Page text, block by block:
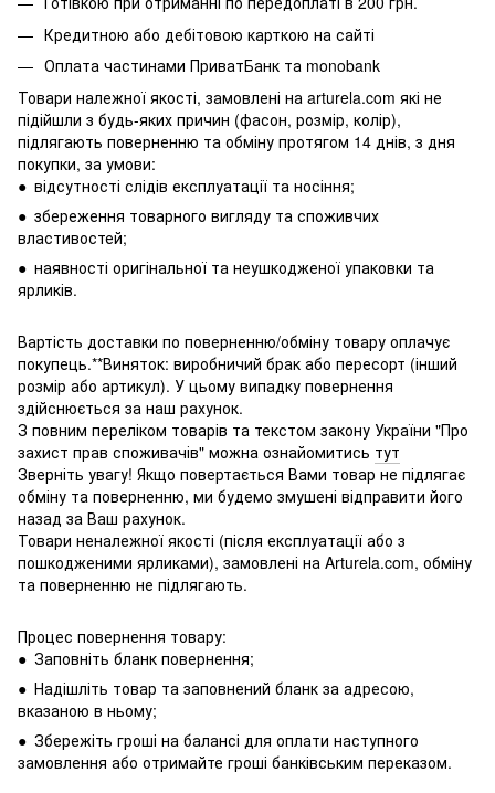
Кредитною або дебітовою карткою на сайті
Оплата частинами ПриватБанк та monobank
Товари належної якості, замовлені на arturela.com які не
підійшли з будь-яких причин (фасон, розмір, колір),
підлягають поверненню та обміну протягом 14 днів, з дня
покупки, за умови:
● відсутності слідів експлуатації та носіння;
● збереження товарного вигляду та споживчих
властивостей;
● наявності оригінальної та неушкодженої упаковки та
ярликів.
Вартість доставки по поверненню/обміну товару оплачує
покупець.**Виняток: виробничий брак або пересорт (інший
розмір або артикул). У цьому випадку повернення
здійснюється за наш рахунок.
З повним переліком товарів та текстом закону України "Про
захист прав споживачів" можна ознайомитись тут
Зверніть увагу! Якщо повертається Вами товар не підлягає
обміну та поверненню, ми будемо змушені відправити його
назад за Ваш рахунок.
Товари неналежної якості (після експлуатації або з
пошкодженими ярликами), замовлені на Arturela.com, обміну
та поверненню не підлягають.
Процес повернення товару:
● Заповніть бланк повернення;
● Надішліть товар та заповнений бланк за адресою,
вказаною в ньому;
● Збережіть гроші на балансі для оплати наступного
замовлення або отримайте гроші банківським переказом.